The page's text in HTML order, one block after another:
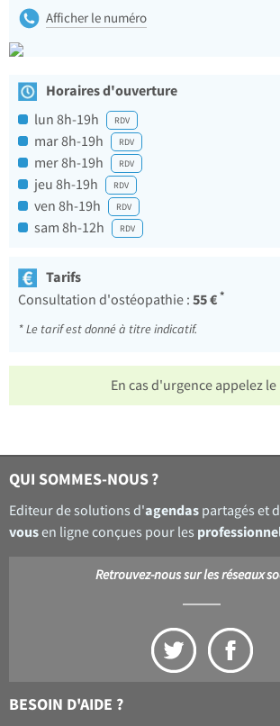
Afficher le numéro
Horaires d'ouverture
lun 8h-19h RDV
mar 8h-19h RDV
mer 8h-19h RDV
jeu 8h-19h RDV
ven 8h-19h RDV
sam 8h-12h RDV
Tarifs
Consultation d'ostéopathie : 55 €*
* Le tarif est donné à titre indicatif.
En cas d'urgence appelez le
QUI SOMMES-NOUS ?
Editeur de solutions d'agendas partagés et
vousen ligne conçues pour les
Retrouvez-nous sur les réseaux
BESOIN D'AIDE ?